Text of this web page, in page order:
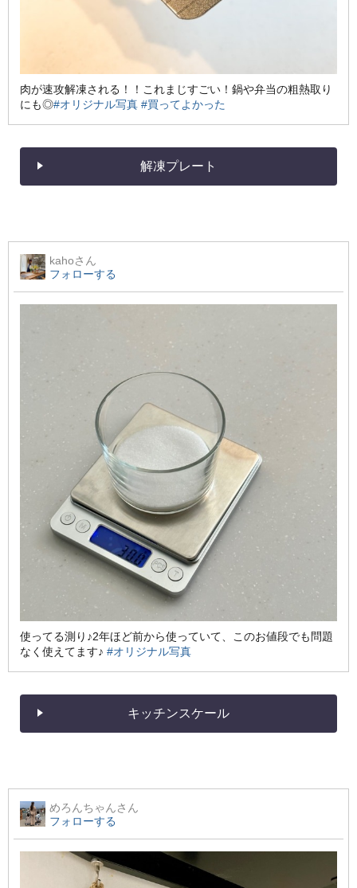
肉が速攻解凍される！！これまじすごい！鍋や弁当の粗熱取り
にも◎#オリジナル写真 #買ってよかった
解凍プレート
kahoさん
フォローする
使ってる測り♪2年ほど前から使っていて、このお値段でも問題
なく使えてます♪ #オリジナル写真
キッチンスケール
めろんちゃんさん
フォローする